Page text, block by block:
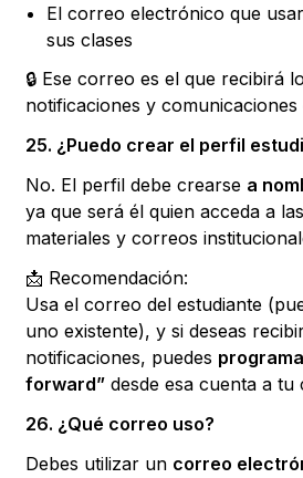
El correo electrónico que
sus clases
🔒 Ese correo es el que recibirá
notificaciones y comunicaciones
25. ¿Puedo crear el perfil
No. El perfil debe crearse a
ya que será él quien acceda a
materiales y correos
📩 Recomendación:
Usa el correo del estudiante
uno existente), y si deseas
notificaciones, puedes
forward” desde esa cuenta a
26. ¿Qué correo uso?
Debes utilizar un correo